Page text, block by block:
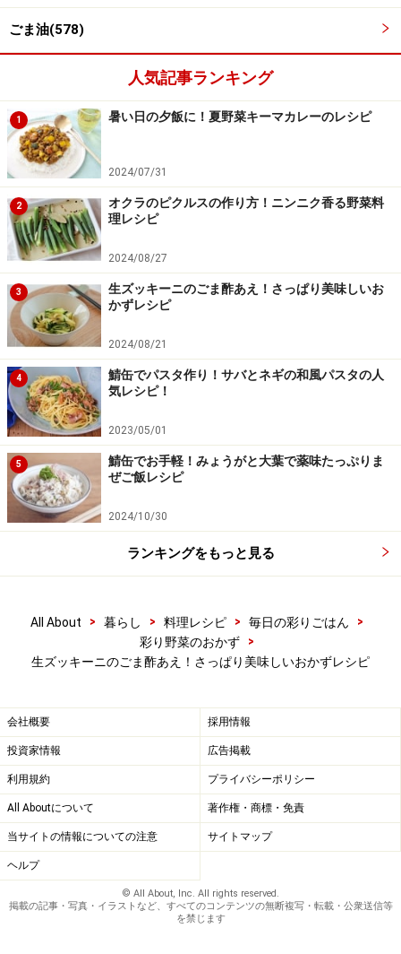
す場合があります。必ず清潔な状態で、正しい方法で行い、なる
べく早めにお召し上がりください。また、持ち運びの際は保存方
法に注意してください。
【編集部おすすめの購入サイト】
Amazonで人気レシピの書籍をチェック！
楽天市場で人気レシピの書籍をチェック！
ごま油(578)
人気記事ランキング
1 暑い日の夕飯に！夏野菜キーマカレーのレシピ
2024/07/31
2
オクラのピクルスの作り方！ニンニク香る野菜料
理レシピ
2024/08/27
3
生ズッキーニのごま酢あえ！さっぱり美味しいお
かずレシピ
2024/08/21
4
鯖缶でパスタ作り！サバとネギの和風パスタの人
気レシピ！
2023/05/01
5
鯖缶でお手軽！みょうがと大葉で薬味たっぷりま
ぜご飯レシピ
2024/10/30
ランキングをもっと見る
All About > 暮らし > 料理レシピ > 毎日の彩りごはん
>
彩り野菜のおかず
>
生ズッキーニのごま酢あえ！さっぱり美味しいおかずレシピ
会社概要 採用情報
投資家情報 広告掲載
利用規約 プライバシーポリシー
All Aboutについて 著作権・商標・免責
当サイトの情報についての注意 サイトマップ
ヘルプ
© All About, Inc. All rights reserved.
掲載の記事・写真・イラストなど、すべてのコンテンツの無断複写・転載・公衆送信等
を禁じます